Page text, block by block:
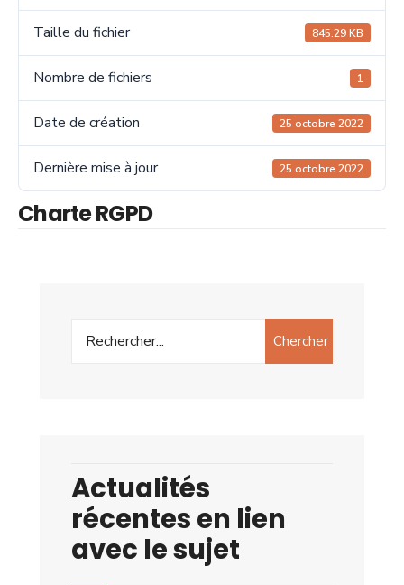
Taille du fichier 845.29 KB
Nombre de fichiers 1
Date de création 25 octobre 2022
Dernière mise à jour 25 octobre 2022
Charte RGPD
Chercher
Actualités
récentes en lien
avec le sujet